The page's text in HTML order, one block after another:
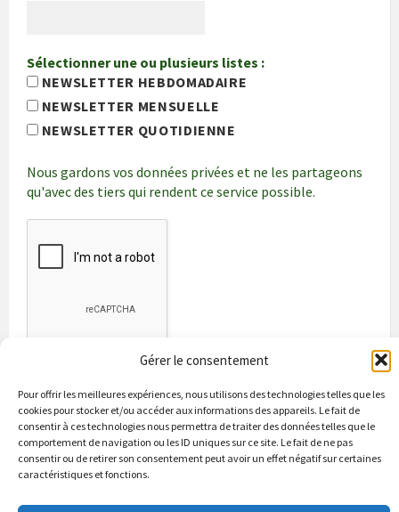
Gérer le consentement
Pour offrir les meilleures expériences, nous utilisons des technologies telles que les
cookies pour stocker et/ou accéder aux informations des appareils. Le fait de
consentir à ces technologies nous permettra de traiter des données telles que le
comportement de navigation ou les ID uniques sur ce site. Le fait de ne pas
consentir ou de retirer son consentement peut avoir un effet négatif sur certaines
caractéristiques et fonctions.
Sélectionner une ou plusieurs listes :
NEWSLETTER HEBDOMADAIRE
NEWSLETTER MENSUELLE
NEWSLETTER QUOTIDIENNE
Nous gardons vos données privées et ne les partageons
qu'avec des tiers qui rendent ce service possible.
Bienvenue à Puycapel